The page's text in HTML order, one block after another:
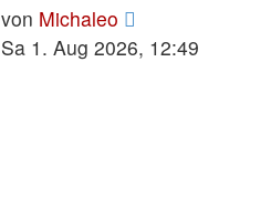
von Michaleo
Beitrag
Sa 1. Aug 2026, 12:49